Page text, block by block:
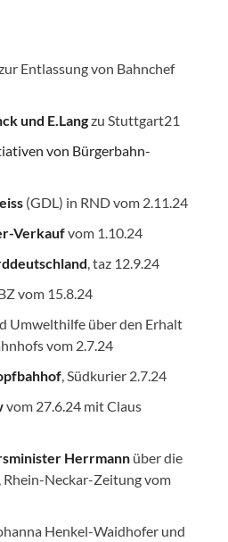
Entlassung von Bahnchef
und E.Langzu Stuttgart21
von Bürgerbahn-
(GDL) in RND vom 2.11.24
Verkaufvom 1.10.24
, taz 12.9.24
BZ vom 15.8.24
Umwelthilfe über den Erhalt
vom 2.7.24
, Südkurier 2.7.24
vom 27.6.24 mit Claus
Herrmann über die
Rhein-Neckar-Zeitung vom
Henkel-Waidhofer und